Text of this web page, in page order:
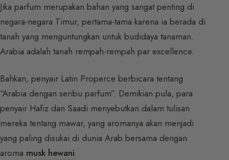
Jika parfum merupakan bahan yang sangat penting di
negara-negara Timur, pertama-tama karena ia berada di
tanah yang menguntungkan untuk budidaya tanaman.
Arabia adalah tanah rempah-rempah par excellence.
Bahkan, penyair Latin Properce berbicara tentang
“Arabia dengan seribu parfum”. Demikian pula, para
penyair Hafiz dan Saadi menyebutkan dalam tulisan
mereka tentang mawar, yang aromanya akan menjadi
yang paling disukai di dunia Arab bersama dengan
aroma musk hewani.